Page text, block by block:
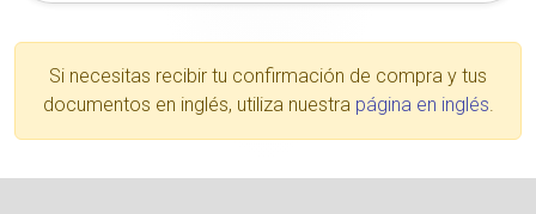
Si necesitas recibir tu confirmación de compra y tus
documentos en inglés, utiliza nuestra página en inglés.